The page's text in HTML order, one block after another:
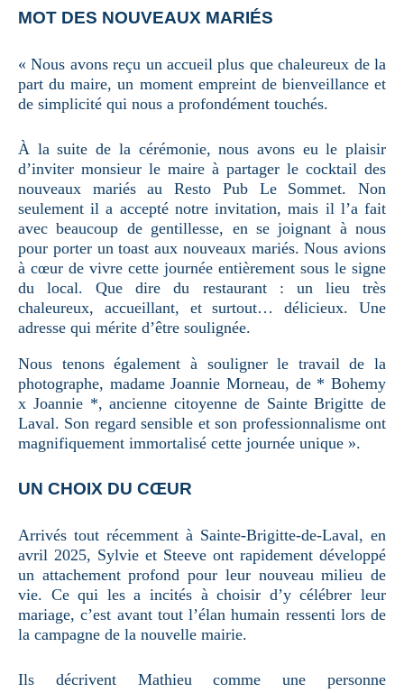
MOT DES NOUVEAUX MARIÉS
« Nous avons reçu un accueil plus que chaleureux de la
part du maire, un moment empreint de bienveillance et
de simplicité qui nous a profondément touchés.
À la suite de la cérémonie, nous avons eu le plaisir
d’inviter monsieur le maire à partager le cocktail des
nouveaux mariés au Resto Pub Le Sommet. Non
seulement il a accepté notre invitation, mais il l’a fait
avec beaucoup de gentillesse, en se joignant à nous
pour porter un toast aux nouveaux mariés. Nous avions
à cœur de vivre cette journée entièrement sous le signe
du local. Que dire du restaurant : un lieu très
chaleureux, accueillant, et surtout… délicieux. Une
adresse qui mérite d’être soulignée.
Nous tenons également à souligner le travail de la
photographe, madame Joannie Morneau, de * Bohemy
x Joannie *, ancienne citoyenne de Sainte Brigitte de
Laval. Son regard sensible et son professionnalisme ont
magnifiquement immortalisé cette journée unique ».
UN CHOIX DU CŒUR
Arrivés tout récemment à Sainte-Brigitte-de-Laval, en
avril 2025, Sylvie et Steeve ont rapidement développé
un attachement profond pour leur nouveau milieu de
vie. Ce qui les a incités à choisir d’y célébrer leur
mariage, c’est avant tout l’élan humain ressenti lors de
la campagne de la nouvelle mairie.
Ils décrivent Mathieu comme une personne